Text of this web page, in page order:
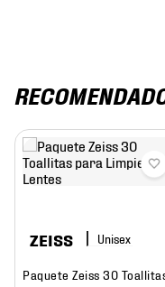
ZEISS
Paquete Zeiss 30